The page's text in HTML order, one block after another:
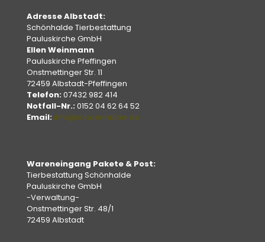
Adresse Albstadt:
Schönhalde Tierbestattung
Pauluskirche GmbH
Ellen Weinmann
Pauluskirche Pfeffingen
Onstmettinger Str. 11
72459 Albstadt-Pfeffingen
Telefon: 07432 982 414
Notfall-Nr.: 0152 04 62 64 52
Email: info@schoenhalde.de
Wareneingang Pakete & Post:
Tierbestattung Schönhalde
Pauluskirche GmbH
-Verwaltung-
Onstmettinger Str. 48/1
72459 Albstadt